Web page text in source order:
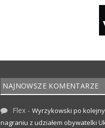
NAJNOWSZE KOMENTARZE
Flex - Wyrzykowski po
nagraniu z udziałem obywatelki